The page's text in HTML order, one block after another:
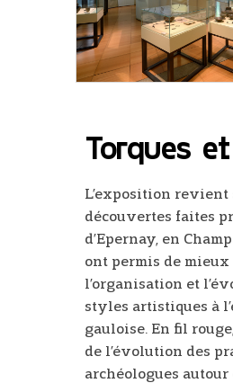
Torques
L’exposition revient
découvertes faites
d’Epernay, en
ont permis de
l’organisation et
styles artistiques à
gauloise. En fil
de l’évolution des
archéologues autour